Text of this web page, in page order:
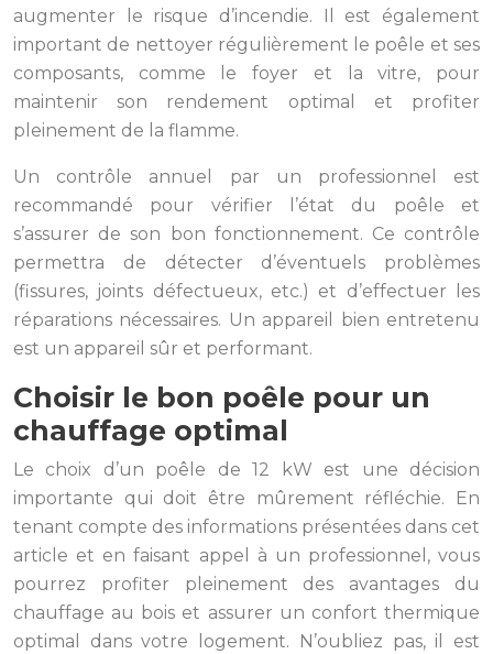
augmenter le risque d’incendie. Il est également
important de nettoyer régulièrement le poêle et ses
composants, comme le foyer et la vitre, pour
maintenir son rendement optimal et profiter
pleinement de la flamme.
Un contrôle annuel par un professionnel est
recommandé pour vérifier l’état du poêle et
s’assurer de son bon fonctionnement. Ce contrôle
permettra de détecter d’éventuels problèmes
(fissures, joints défectueux, etc.) et d’effectuer les
réparations nécessaires. Un appareil bien entretenu
est un appareil sûr et performant.
Choisir le bon poêle pour un
chauffage optimal
Le choix d’un poêle de 12 kW est une décision
importante qui doit être mûrement réfléchie. En
tenant compte des informations présentées dans cet
article et en faisant appel à un professionnel, vous
pourrez profiter pleinement des avantages du
chauffage au bois et assurer un confort thermique
optimal dans votre logement. N’oubliez pas, il est